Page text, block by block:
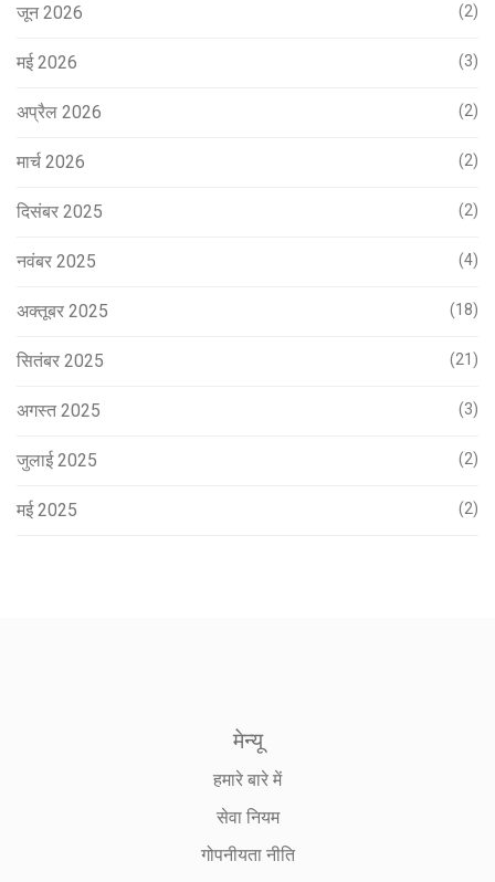
जून 2026 (2)
मई 2026 (3)
अप्रैल 2026 (2)
मार्च 2026 (2)
दिसंबर 2025 (2)
नवंबर 2025 (4)
अक्तूबर 2025 (18)
सितंबर 2025 (21)
अगस्त 2025 (3)
जुलाई 2025 (2)
मई 2025 (2)
मेन्यू
हमारे बारे में
सेवा नियम
गोपनीयता नीति